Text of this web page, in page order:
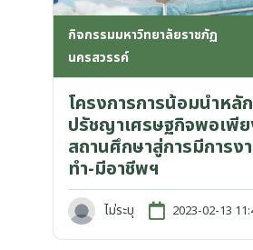
กิจกรรมมหาวิทยาลัยราชภัฏ
นครสวรรค์
โครงการการน้อมนำหลัก
ปรัชญาเศรษฐกิจพอเพี
สถานศึกษาสู่การมีการง
ทำ-มีอาชีพฯ
ไม่ระบุ 2023-02-13